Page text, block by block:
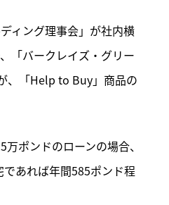
ィング理事会」が社内横
「バークレイズ・グリー
、「Help to Buy」商品の
ポンドのローンの場合、
あれば年間585ポンド程